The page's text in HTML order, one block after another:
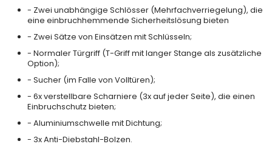
- Zwei unabhängige Schlösser (Mehrfachverriegelung), die
eine einbruchhemmende Sicherheitslösung bieten
- Zwei Sätze von Einsätzen mit Schlüsseln;
- Normaler Türgriff (T-Griff mit langer Stange als zusätzliche
Option);
- Sucher (im Falle von Volltüren);
- 6x verstellbare Scharniere (3x auf jeder Seite), die einen
Einbruchschutz bieten;
- Aluminiumschwelle mit Dichtung;
- 3x Anti-Diebstahl-Bolzen.